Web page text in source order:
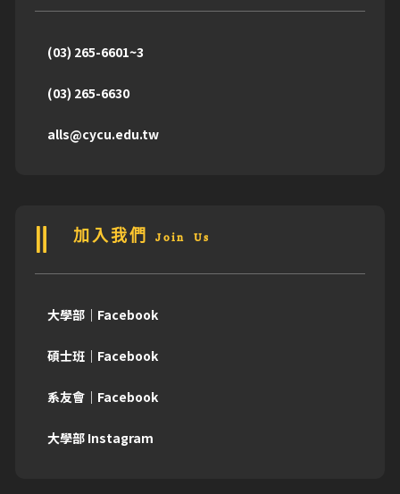
(03) 265-6601~3
(03) 265-6630
alls@cycu.edu.tw
加入我們 Join Us
大學部｜Facebook
碩士班｜Facebook
系友會｜Facebook
大學部 Instagram